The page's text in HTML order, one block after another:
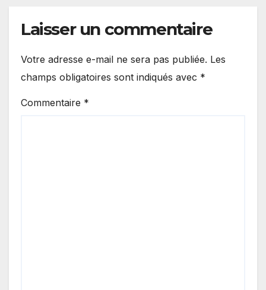
Laisser un commentaire
Votre adresse e-mail ne sera pas publiée. Les
champs obligatoires sont indiqués avec *
Commentaire *